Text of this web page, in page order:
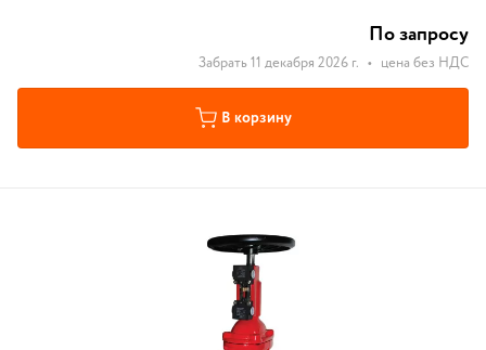
По запросу
Забрать 11 декабря 2026 г. • цена без НДС
В корзину